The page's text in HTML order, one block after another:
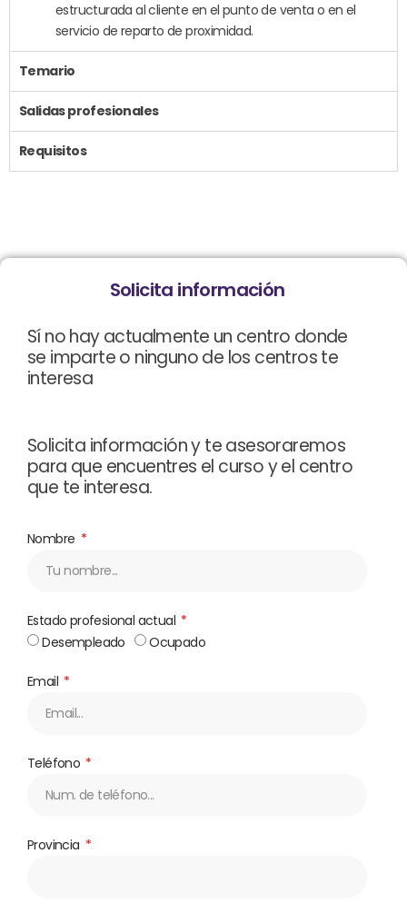
estructurada al cliente en el punto de venta o en el
servicio de reparto de proximidad.
Temario
Salidas profesionales
Requisitos
Solicita información
Sí no hay actualmente un centro donde
se imparte o ninguno de los centros te
interesa
Solicita información y te asesoraremos
para que encuentres el curso y el centro
que te interesa.
Nombre
Estado profesional actual
Desempleado
Ocupado
Email
Teléfono
Provincia